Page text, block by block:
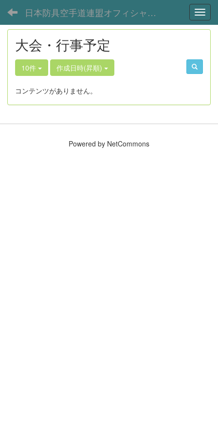
日本防具空手道連盟オフィシャルサイト
大会・行事予定
10件 作成日時(昇順)
コンテンツがありません。
Powered by NetCommons